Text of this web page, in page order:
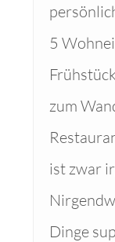
5
zum
ist zwar
Dinge